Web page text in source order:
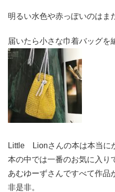
明るい水色や赤っぽいのはま
届いたら小さな巾着バッグを
Little Lionさんの本は本当に
本の中では一番のお気に入り
あむゆーずさんですべて作品
非是非。